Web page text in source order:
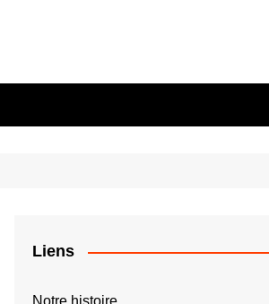
Liens
Notre histoire